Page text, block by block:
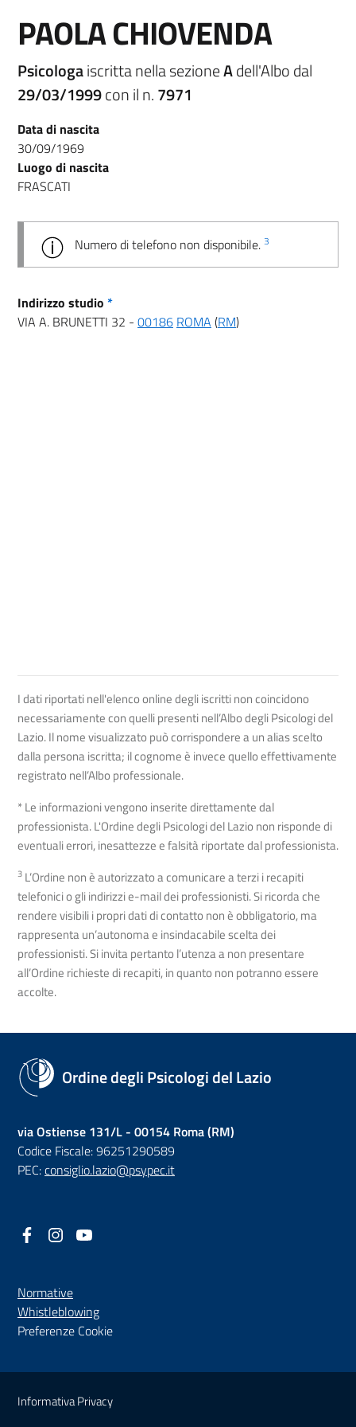
PAOLA CHIOVENDA
Psicologaiscritta nella sezioneAdell'Albo dal
29/03/1999con il n.7971
Data di nascita
30/09/1969
Luogo di nascita
FRASCATI
Numero di telefono non disponibile. 3
Indirizzo studio *
VIA A. BRUNETTI 32 - 00186 ROMA (RM)
I dati riportati nell'elenco online degli iscritti non coincidono
necessariamente con quelli presenti nell’Albo degli Psicologi del
Lazio. Il nome visualizzato può corrispondere a un alias scelto
dalla persona iscritta; il cognome è invece quello effettivamente
registrato nell’Albo professionale.
* Le informazioni vengono inserite direttamente dal
professionista. L'Ordine degli Psicologi del Lazio non risponde di
eventuali errori, inesattezze e falsità riportate dal professionista.
3 L’Ordine non è autorizzato a comunicare a terzi i recapiti
telefonici o gli indirizzi e-mail dei professionisti. Si ricorda che
rendere visibili i propri dati di contatto non è obbligatorio, ma
rappresenta un’autonoma e insindacabile scelta dei
professionisti. Si invita pertanto l’utenza a non presentare
all’Ordine richieste di recapiti, in quanto non potranno essere
accolte.
Ordine degli Psicologi del Lazio
via Ostiense 131/L - 00154 Roma (RM)
Codice Fiscale: 96251290589
PEC:consiglio.lazio@psypec.it
Facebook
(nuova scheda - new tab)
Instagram
(nuova scheda - new tab)
Normative
Whistleblowing(nuova scheda - new tab)
Preferenze Cookie
Sezione Link Utili
Informativa Privacy